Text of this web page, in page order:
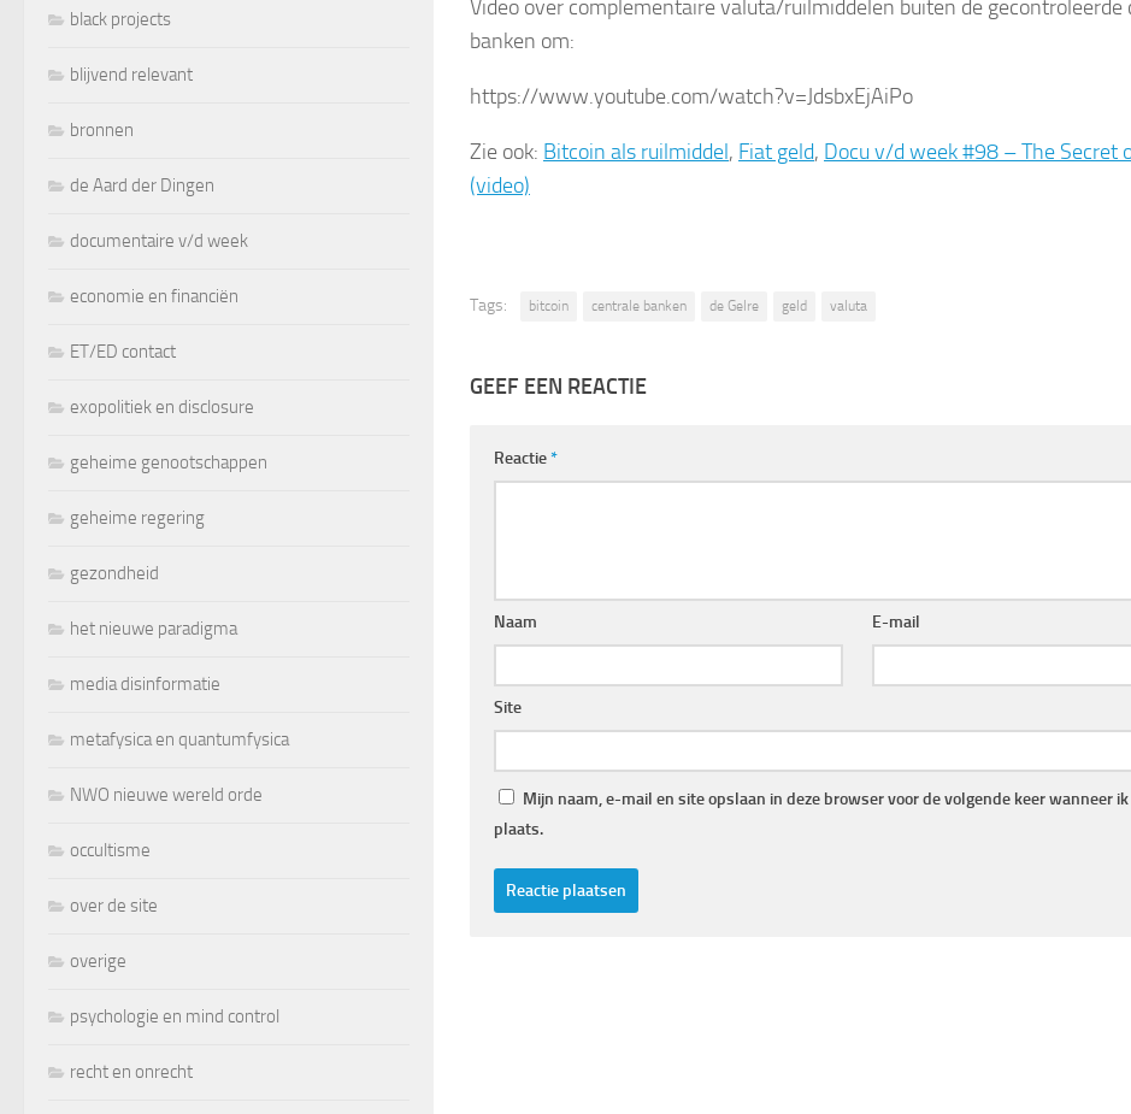
Video over complementaire valuta/ruilmiddelen buiten de gecontroleerde
banken om:
https://www.youtube.com/watch?v=JdsbxEjAiPo
Zie ook: Bitcoin als ruilmiddel, Fiat geld, Docu v/d week #98 – The Secret
(video)
Tags: bitcoin centrale banken de Gelre geld valuta
GEEF EEN REACTIE
Reactie*
Naam E-mail
Site
Mijn naam, e-mail en site opslaan in deze browser voor de volgende keer wanneer
plaats.
black projects
blijvend relevant
bronnen
de Aard der Dingen
documentaire v/d week
economie en financiën
ET/ED contact
exopolitiek en disclosure
geheime genootschappen
geheime regering
gezondheid
het nieuwe paradigma
media disinformatie
metafysica en quantumfysica
NWO nieuwe wereld orde
occultisme
over de site
overige
psychologie en mind control
recht en onrecht